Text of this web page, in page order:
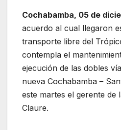
Cochabamba, 05 de
acuerdo al cual llegaron
transporte libre del
contempla el
ejecución de las dobles
nueva Cochabamba –
este martes el gerente de
Claure.